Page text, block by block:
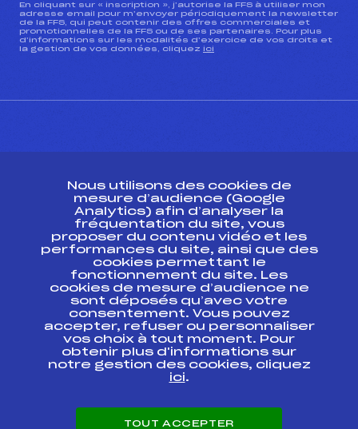
En cliquant sur « inscription », j’autorise la FFS à utiliser mon
adresse email pour m’envoyer périodiquement la newsletter
de la FFS, qui peut contenir des offres commerciales et
promotionnelles de la FFS ou de ses partenaires. Pour plus
d’informations sur les modalités d’exercice de vos droits et
la gestion de vos données, cliquez ici
Ressources
Pass’Neige
Projet sportif fédéral
Projet de performance fédéral
Antidopage
Pôle Développement, Formation, Suivi
Scientifique
Listes ministérielles
Pôle vie de l’athlète
Enseignement professionnel
Nous utilisons des cookies de
mesure d’audience (Google
Analytics) afin d’analyser la
fréquentation du site, vous
proposer du contenu vidéo et les
performances du site, ainsi que des
cookies permettant le
fonctionnement du site. Les
cookies de mesure d’audience ne
sont déposés qu’avec votre
consentement. Vous pouvez
accepter, refuser ou personnaliser
vos choix à tout moment. Pour
obtenir plus d'informations sur
notre gestion des cookies, cliquez
ici.
TOUT ACCEPTER